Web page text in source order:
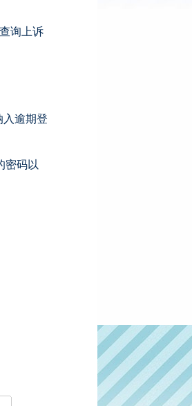
询上诉
入逾期登
密码以